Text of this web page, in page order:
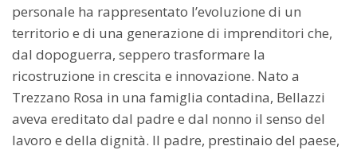
personale ha rappresentato l’evoluzione di un
territorio e di una generazione di imprenditori che,
dal dopoguerra, seppero trasformare la
ricostruzione in crescita e innovazione. Nato a
Trezzano Rosa in una famiglia contadina, Bellazzi
aveva ereditato dal padre e dal nonno il senso del
lavoro e della dignità. Il padre, prestinaio del paese,